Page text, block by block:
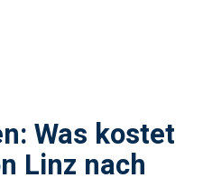
Was kostet
Linz nach